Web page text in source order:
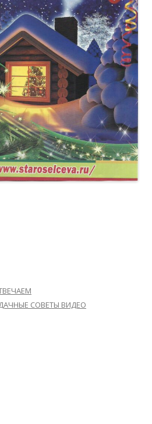
СОВЕТЫ ВИДЕО